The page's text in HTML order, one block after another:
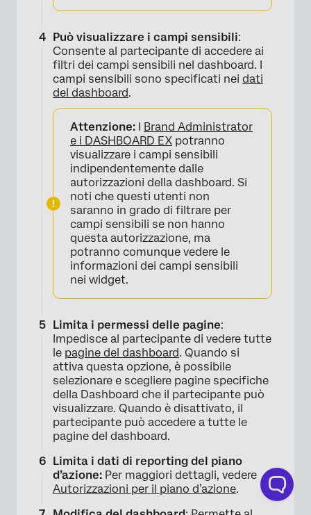
×
Può visualizzare i campi sensibili:
Consente al partecipante di accedere ai
filtri dei campi sensibili nel dashboard. I
campi sensibili sono specificati nei dati
del dashboard.
Attenzione:
Brand Administrator
e i DASHBOARD EX potranno
visualizzare i campi sensibili
indipendentemente dalle
autorizzazioni della dashboard. Si
noti che questi utenti non
saranno in grado di filtrare per
campi sensibili se non hanno
questa autorizzazione, ma
potranno comunque vedere le
informazioni dei campi sensibili
nei widget.
Limita i permessi delle pagine:
Impedisce al partecipante di vedere tutte
le pagine del dashboard. Quando si
attiva questa opzione, è possibile
selezionare e scegliere pagine specifiche
della Dashboard che il partecipante può
visualizzare. Quando è disattivato, il
partecipante può accedere a tutte le
pagine del dashboard.
Limita i dati di reporting del piano
d’azione: Per maggiori dettagli, vedere
Autorizzazioni per il piano d’azione.